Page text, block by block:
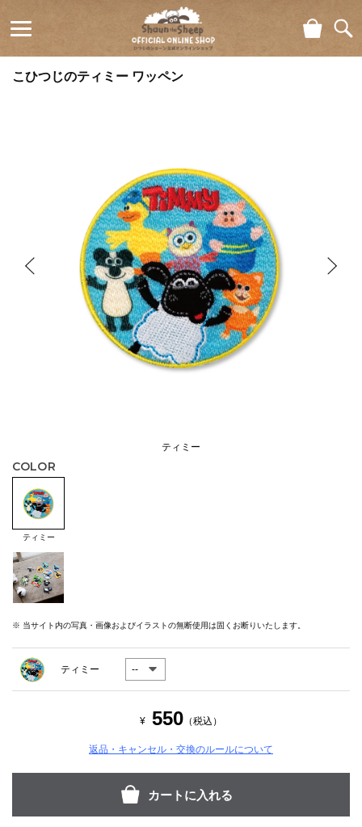
ひつじの
ショーン
ョップ
Shaun
the Sheep
Official
Online
Shop
こひつじのティミー ワッペン
ティミー
COLOR
ティミー
※ 当サイト内の写真・画像およびイラストの無断使用は固くお断りいたします。
ティミー
¥ 550 （税込）
返品・キャンセル・交換のルールについて